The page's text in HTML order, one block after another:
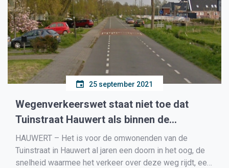
25 september 2021
Wegenverkeerswet staat niet toe dat
Tuinstraat Hauwert als binnen de
bebouwde kom wordt ingericht
HAUWERT – Het is voor de omwonenden van de
Tuinstraat in Hauwert al jaren een doorn in het oog, de
snelheid waarmee het verkeer over deze weg rijdt, een